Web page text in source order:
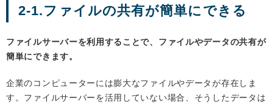
2-1.ファイルの共有が簡単にできる
ファイルサーバーを利用することで、ファイルやデータの共有が
簡単にできます。
企業のコンピューターには膨大なファイルやデータが存在しま
す。ファイルサーバーを活用していない場合、そうしたデータは